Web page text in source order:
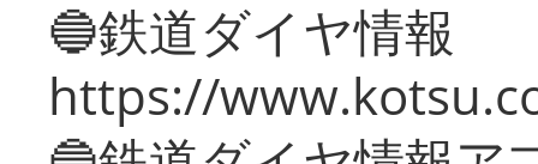
🔵鉄道ダイヤ情報
https://